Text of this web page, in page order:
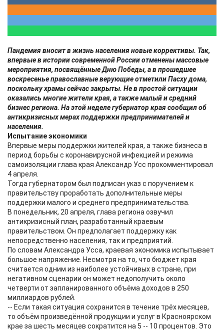
Пандемия вносит в жизнь населения новые коррективы. Так,
впервые в истории современной России отменены массовые
мероприятия, посвящённые Дню Победы, а в прошедшее
воскресенье православные верующие отметили Пасху дома,
поскольку храмы сейчас закрыты. Не в простой ситуации
оказались многие жители края, а также малый и средний
бизнес региона. На этой неделе губернатор края сообщил об
антикризисных мерах поддержки предпринимателей и
населения.
Испытание экономики
Впервые меры поддержки жителей края, а также бизнеса в
период борьбы с коронавирусной инфекцией и режима
самоизоляции глава края Александр Усс прокомментировал
4 апреля.
Тогда губернатором был подписан указ с поручением к
правительству проработать дополнительные меры
поддержки малого и среднего предпринимательства.
В понедельник, 20 апреля, глава региона озвучил
антикризисный план, разработанный краевым
правительством. Он предполагает поддержку как
непосредственно населения, так и предприятий.
По словам Александра Усса, краевая экономика испытывает
большое напряжение. Несмотря на то, что бюджет края
считается одним из наиболее устойчивых в стране, при
негативном сценарии он может недополучить около
четверти от запланированного объёма доходов в 250
миллиардов рублей.
-- Если такая ситуация сохранится в течение трёх месяцев,
то объём произведённой продукции и услуг в Красноярском
крае за шесть месяцев сократится на 5 -- 10 процентов. Это